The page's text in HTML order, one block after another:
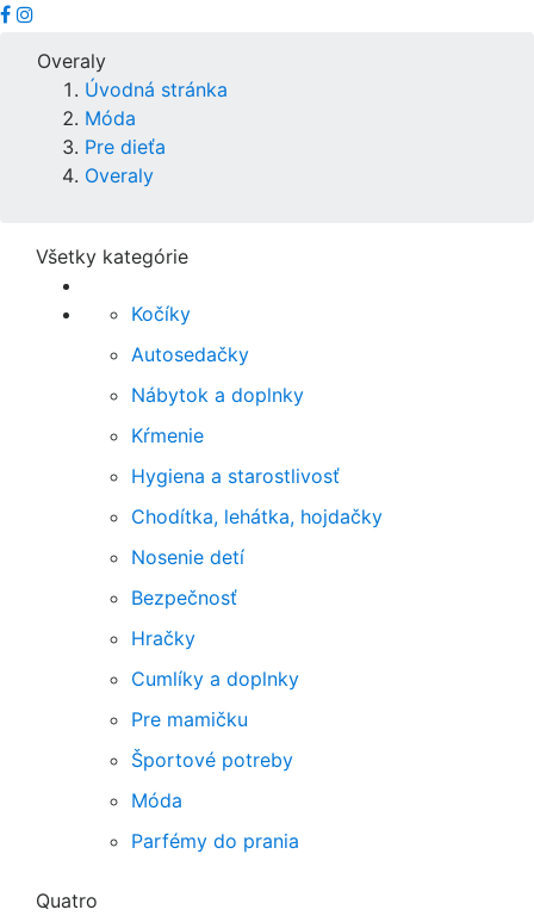
Overaly
Úvodná stránka
Móda
Pre dieťa
Overaly
Všetky kategórie
Kočíky
Autosedačky
Nábytok a doplnky
Kŕmenie
Hygiena a starostlivosť
Chodítka, lehátka, hojdačky
Nosenie detí
Bezpečnosť
Hračky
Cumlíky a doplnky
Pre mamičku
Športové potreby
Móda
Parfémy do prania
Quatro